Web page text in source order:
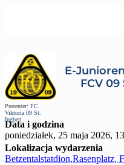
Prezenter: FC
Viktoria 09 St.
Ingbert
E-
FCV
Data i godzina
poniedziałek, 25 maja 2026,
Lokalizacja wydarzenia
Betzentalstatdion,Rasenplatz,